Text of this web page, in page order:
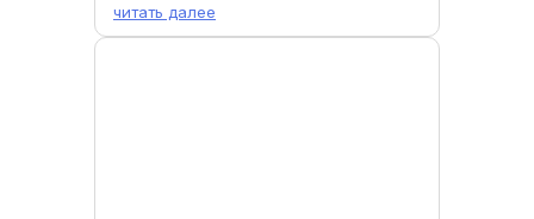
читать далее